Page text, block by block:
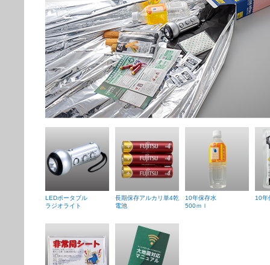
LEDポータブル
ラジオライト
長期保存アルカリ単4乾
電池
10年保存水
500ｍｌ
10年